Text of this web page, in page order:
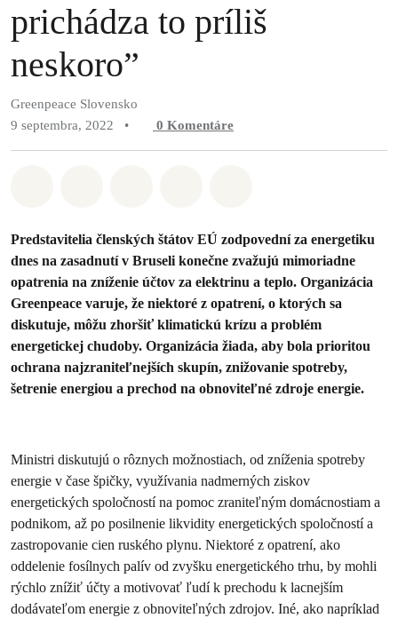
prichádza to príliš
neskoro”
Greenpeace Slovensko
9 septembra, 2022
• 0 Komentáre
Predstavitelia členských štátov EÚ zodpovední za energetiku
dnes na zasadnutí v Bruseli konečne zvažujú mimoriadne
opatrenia na zníženie účtov za elektrinu a teplo. Organizácia
Greenpeace varuje, že niektoré z opatrení, o ktorých sa
diskutuje, môžu zhoršiť klimatickú krízu a problém
energetickej chudoby. Organizácia žiada, aby bola prioritou
ochrana najzraniteľnejších skupín, znižovanie spotreby,
šetrenie energiou a prechod na obnoviteľné zdroje energie.
Ministri diskutujú o rôznych možnostiach, od zníženia spotreby
energie v čase špičky, využívania nadmerných ziskov
energetických spoločností na pomoc zraniteľným domácnostiam a
podnikom, až po posilnenie likvidity energetických spoločností a
zastropovanie cien ruského plynu. Niektoré z opatrení, ako
oddelenie fosílnych palív od zvyšku energetického trhu, by mohli
rýchlo znížiť účty a motivovať ľudí k prechodu k lacnejším
dodávateľom energie z obnoviteľných zdrojov. Iné, ako napríklad